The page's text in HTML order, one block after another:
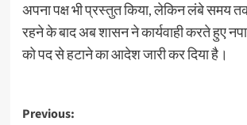
अपना पक्ष भी प्रस्तुत किया, लेकिन लंबे समय
रहने के बाद अब शासन ने कार्यवाही करते हुए
को पद से हटाने का आदेश जारी कर दिया है।
Post
Previous: